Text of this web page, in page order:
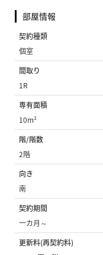
部屋情報
契約種類
個室
間取り
1R
専有面積
10m²
階/階数
2階
向き
南
契約期間
一カ月～
更新料(再契約料)